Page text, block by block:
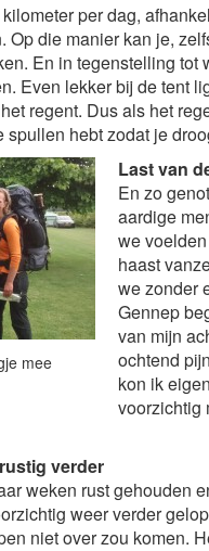
per dag,
Op die manier kan je,
En in tegenstelling
Even lekker bij de tent
regent. Dus als het
hebt zodat je
mee
Last van
En zo
aardige
we
haast
we zonder
Gennep
van mijn
ochtend
kon ik
voorzichtig
verder
weken rust gehouden
weer verder
niet over zou komen.